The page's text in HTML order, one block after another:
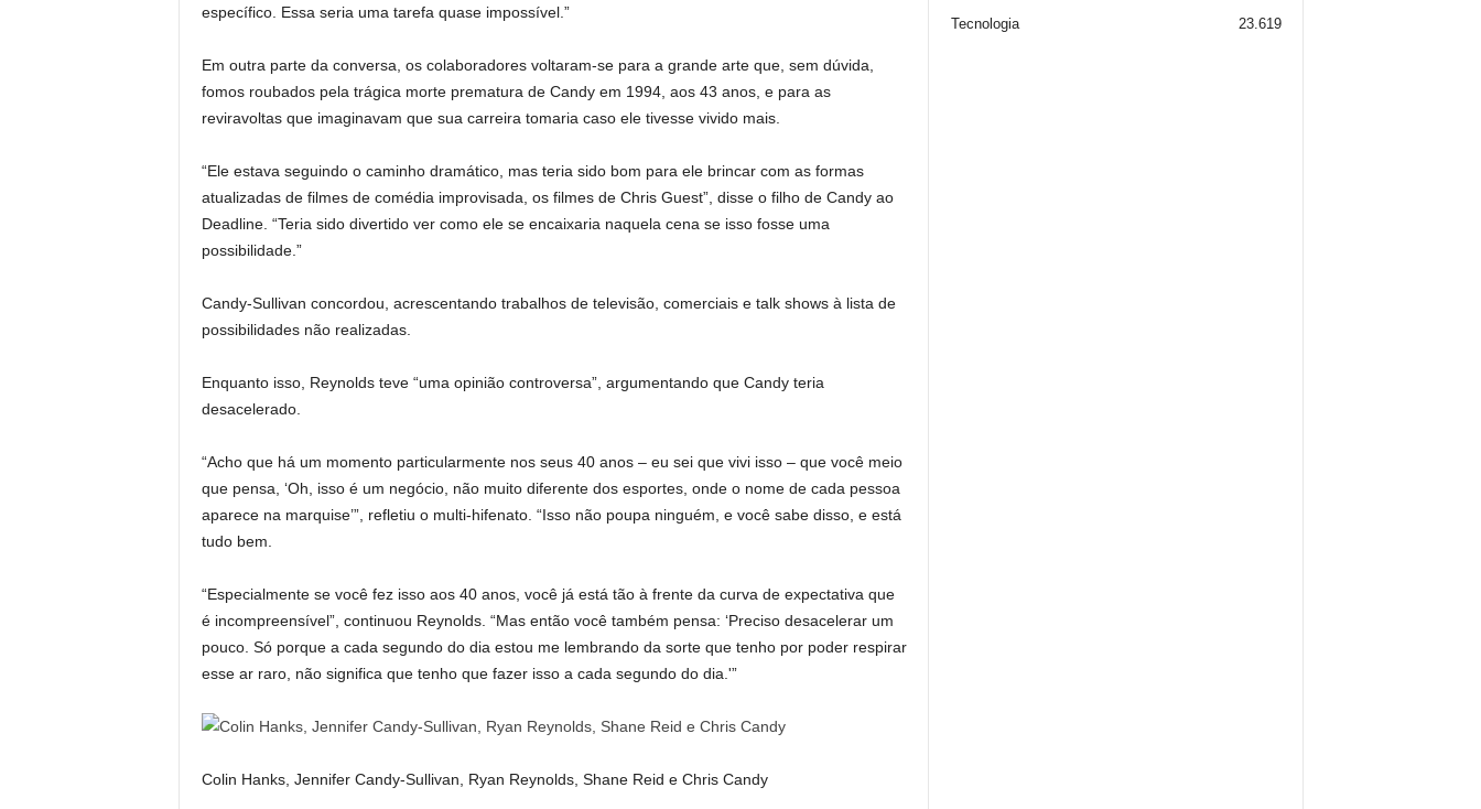
específico. Essa seria uma tarefa quase impossível.”
Em outra parte da conversa, os colaboradores voltaram-se para a grande arte que, sem dúvida,
fomos roubados pela trágica morte prematura de Candy em 1994, aos 43 anos, e para as
reviravoltas que imaginavam que sua carreira tomaria caso ele tivesse vivido mais.
“Ele estava seguindo o caminho dramático, mas teria sido bom para ele brincar com as formas
atualizadas de filmes de comédia improvisada, os filmes de Chris Guest”, disse o filho de Candy ao
Deadline. “Teria sido divertido ver como ele se encaixaria naquela cena se isso fosse uma
possibilidade.”
Candy-Sullivan concordou, acrescentando trabalhos de televisão, comerciais e talk shows à lista de
possibilidades não realizadas.
Enquanto isso, Reynolds teve “uma opinião controversa”, argumentando que Candy teria
desacelerado.
“Acho que há um momento particularmente nos seus 40 anos – eu sei que vivi isso – que você meio
que pensa, ‘Oh, isso é um negócio, não muito diferente dos esportes, onde o nome de cada pessoa
aparece na marquise’”, refletiu o multi-hifenato. “Isso não poupa ninguém, e você sabe disso, e está
tudo bem.
“Especialmente se você fez isso aos 40 anos, você já está tão à frente da curva de expectativa que
é incompreensível”, continuou Reynolds. “Mas então você também pensa: ‘Preciso desacelerar um
pouco. Só porque a cada segundo do dia estou me lembrando da sorte que tenho por poder respirar
esse ar raro, não significa que tenho que fazer isso a cada segundo do dia.'”
Colin Hanks, Jennifer Candy-Sullivan, Ryan Reynolds, Shane Reid e Chris Candy
Tecnologia
23.619